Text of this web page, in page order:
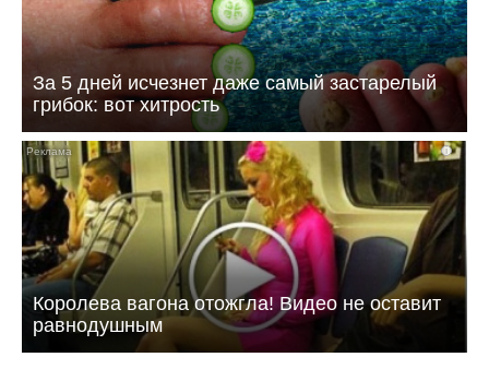
За 5 дней исчезнет даже самый застарелый
грибок: вот хитрость
i
Королева вагона отожгла! Видео не оставит
равнодушным